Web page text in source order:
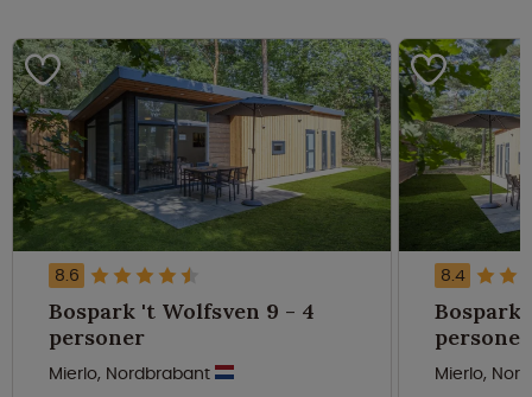
8.6
Bospark 't Wolfsven 9 - 4
personer
Mierlo, Nordbrabant
8.4
Bospark
personer
Mierlo,